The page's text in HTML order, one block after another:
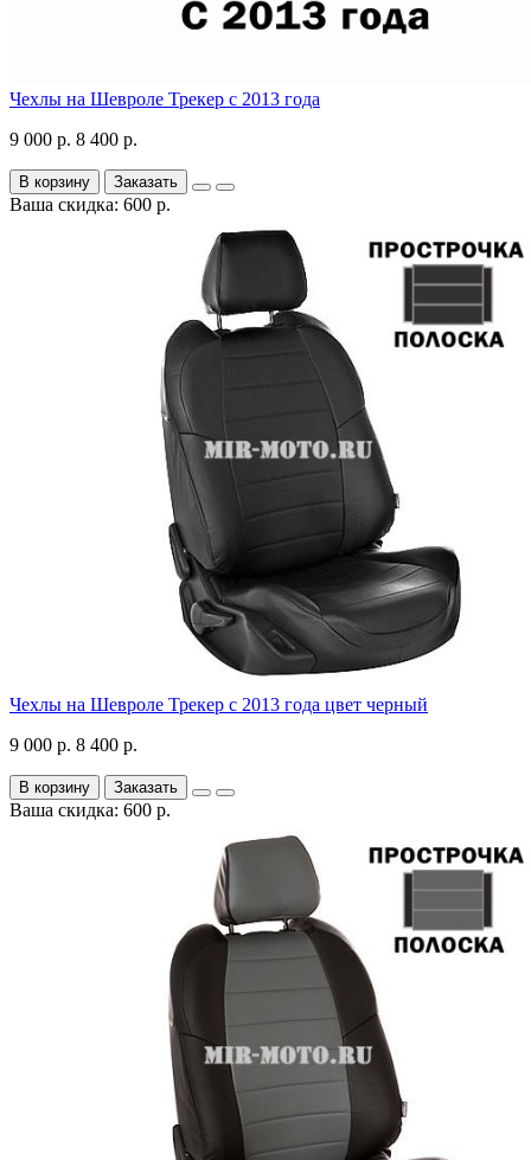
Чехлы на Шевроле Трекер с 2013 года
9 000 р. 8 400 р.
В корзину Заказать
Ваша скидка: 600 р.
Чехлы на Шевроле Трекер с 2013 года цвет черный
9 000 р. 8 400 р.
В корзину Заказать
Ваша скидка: 600 р.